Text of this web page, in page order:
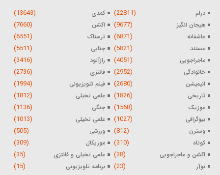
درام (22811) کمدی (13643)
هیجان انگیز (9677) اکشن (7660)
عاشقانه (6871) ترسناک (6551)
مستند (5821) جنایی (5511)
ماجراجویی (4051) رازآلود (3416)
خانوادگی (2952) فانتزی (2736)
انیمیشن (2680) فیلم تلویزیونی (1994)
تاریخی (1826) علمی تخیلی (1812)
موزیک (1568) جنگی (1136)
بیوگرافی (1027) علمی تخیلی (1013)
وسترن (812) ورزشی (505)
کوتاه (310) موزیکال (309)
اکشن و ماجراجویی (38) علمی تخیلی و فانتزی (35)
نوآر (23) برنامه تلویزیونی (15)